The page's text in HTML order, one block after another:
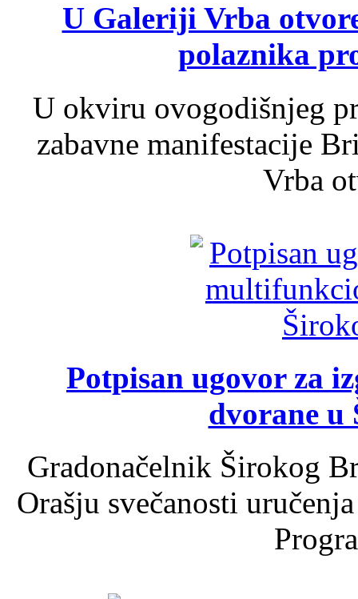
U Galeriji Vrba
polaznika
U okviru ovogodišnjeg
zabavne manifestacije
Vrba
Potpisan ugovor za
dvorane u
Gradonačelnik Širokog
Orašju svečanosti